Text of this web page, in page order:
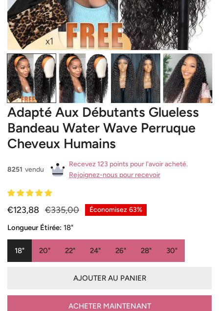
OUVRIR LE MÉDIA DANS LA VUE GALERIE
Adapté Aux Débutants Glueless
Bandeau Water Wave Perruque
Cheveux Humains
8251 vendu
Recevez 123 points pour l'avoir acheté.
Rejoignez-nous pour recevoir
Prix
de
€123,88
Prix
habituel
€335,00 Économisez 63%
Longueur Étirée: 18"
18" 20" 22" 24" 26" 28" 30"
AJOUTER AU PANIER
ACHETER MAINTENANT